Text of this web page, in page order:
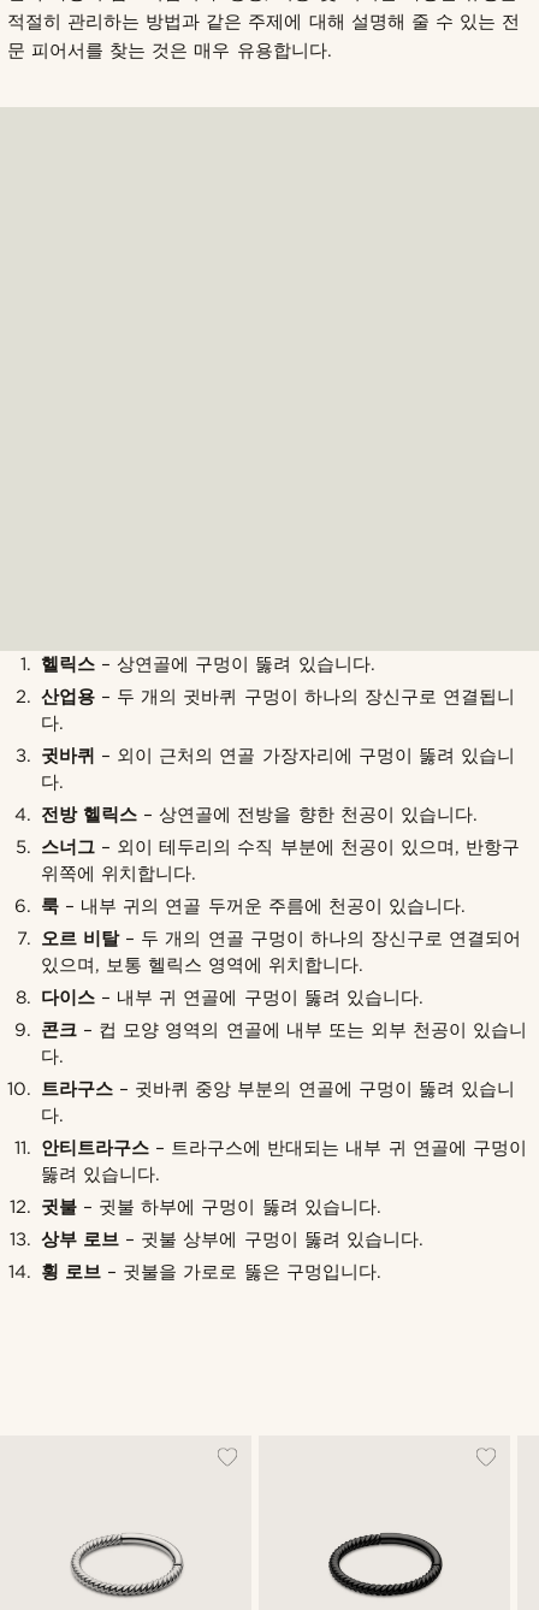
적절히 관리하는 방법과 같은 주제에 대해 설명해 줄 수 있는 전
문 피어서를 찾는 것은 매우 유용합니다.
헬릭스 – 상연골에 구멍이 뚫려 있습니다.
산업용 – 두 개의 귓바퀴 구멍이 하나의 장신구로 연결됩니
다.
귓바퀴 – 외이 근처의 연골 가장자리에 구멍이 뚫려 있습니
다.
전방 헬릭스 – 상연골에 전방을 향한 천공이 있습니다.
스너그 – 외이 테두리의 수직 부분에 천공이 있으며, 반항구
위쪽에 위치합니다.
룩 – 내부 귀의 연골 두꺼운 주름에 천공이 있습니다.
오르 비탈– 두 개의 연골 구멍이 하나의 장신구로 연결되어
있으며, 보통 헬릭스 영역에 위치합니다.
다이스 – 내부 귀 연골에 구멍이 뚫려 있습니다.
콘크 – 컵 모양 영역의 연골에 내부 또는 외부 천공이 있습니
다.
트라구스 – 귓바퀴 중앙 부분의 연골에 구멍이 뚫려 있습니
다.
안티트라구스 – 트라구스에 반대되는 내부 귀 연골에 구멍이
뚫려 있습니다.
귓불 – 귓불 하부에 구멍이 뚫려 있습니다.
상부 로브 – 귓불 상부에 구멍이 뚫려 있습니다.
횡 로브 – 귓불을 가로로 뚫은 구멍입니다.